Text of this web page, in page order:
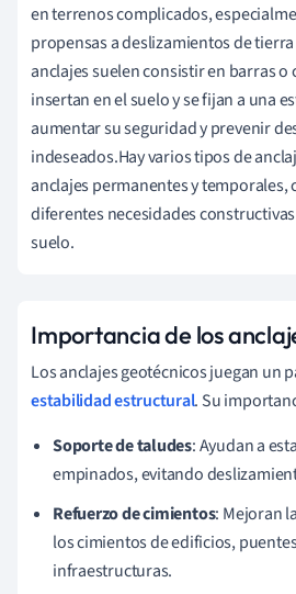
en terrenos complicados,
propensas a deslizamientos de
anclajes suelen consistir en barras o
insertan en el suelo y se fijan a una
aumentar su seguridad y prevenir
indeseados.Hay varios tipos de
anclajes permanentes y temporales,
diferentes necesidades
suelo.
Importancia de los
Los anclajes geotécnicos juegan un
estabilidad estructural. Su
Soporte de taludes: Ayudan a
empinados, evitando
Refuerzo de cimientos: Mejoran
los cimientos de edificios,
infraestructuras.